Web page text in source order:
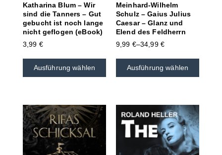
Katharina Blum – Wir
sind die Tanners – Gut
gebucht ist noch lange
nicht geflogen (eBook)
3,99 €
Ausführung wählen
Meinhard-Wilhelm
Schulz – Gaius Julius
Caesar – Glanz und
Elend des Feldherrn
9,99 €–34,99 €
Ausführung wählen